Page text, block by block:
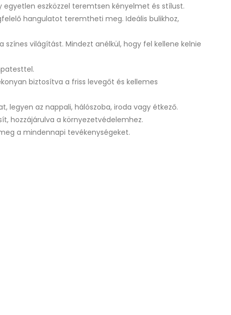
eszközzel teremtsen kényelmet és stílust.
hangulatot teremtheti meg. Ideális bulikhoz,
világítást. Mindezt anélkül, hogy fel kellene kelnie
biztosítva a friss levegőt és kellemes
az nappali, hálószoba, iroda vagy étkező.
hozzájárulva a környezetvédelemhez.
a mindennapi tevékenységeket.